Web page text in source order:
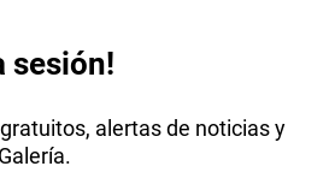
sesión!
alertas de noticias y